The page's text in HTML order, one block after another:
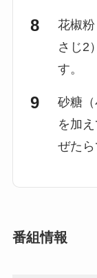
花椒
さじ2
す。
砂糖
を加
ぜたら
番組情報